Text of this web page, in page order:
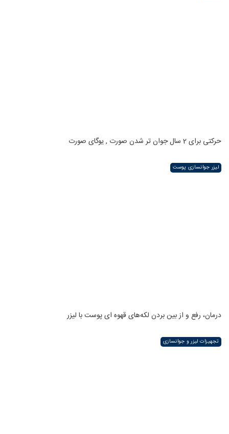
حرکتی برای 2 سال جوان تر شدن صورت , یوگای صورت
لیزر جوانسازی پوست
درمان، رفع و از بین بردن لکه‌های قهوه ای پوست با لیزر
تجهیزات لیزر و جوانسازی